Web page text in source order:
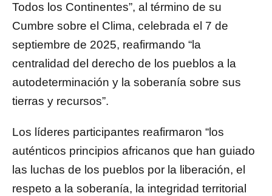
Todos los Continentes”, al término de su
Cumbre sobre el Clima, celebrada el 7 de
septiembre de 2025, reafirmando “la
centralidad del derecho de los pueblos a la
autodeterminación y la soberanía sobre sus
tierras y recursos”.
Los líderes participantes reafirmaron “los
auténticos principios africanos que han guiado
las luchas de los pueblos por la liberación, el
respeto a la soberanía, la integridad territorial